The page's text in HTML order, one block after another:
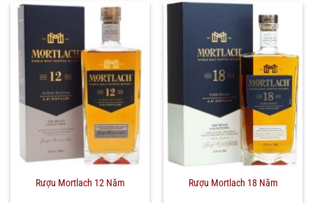
Rượu Mortlach 12 Năm Rượu Mortlach 18 Năm